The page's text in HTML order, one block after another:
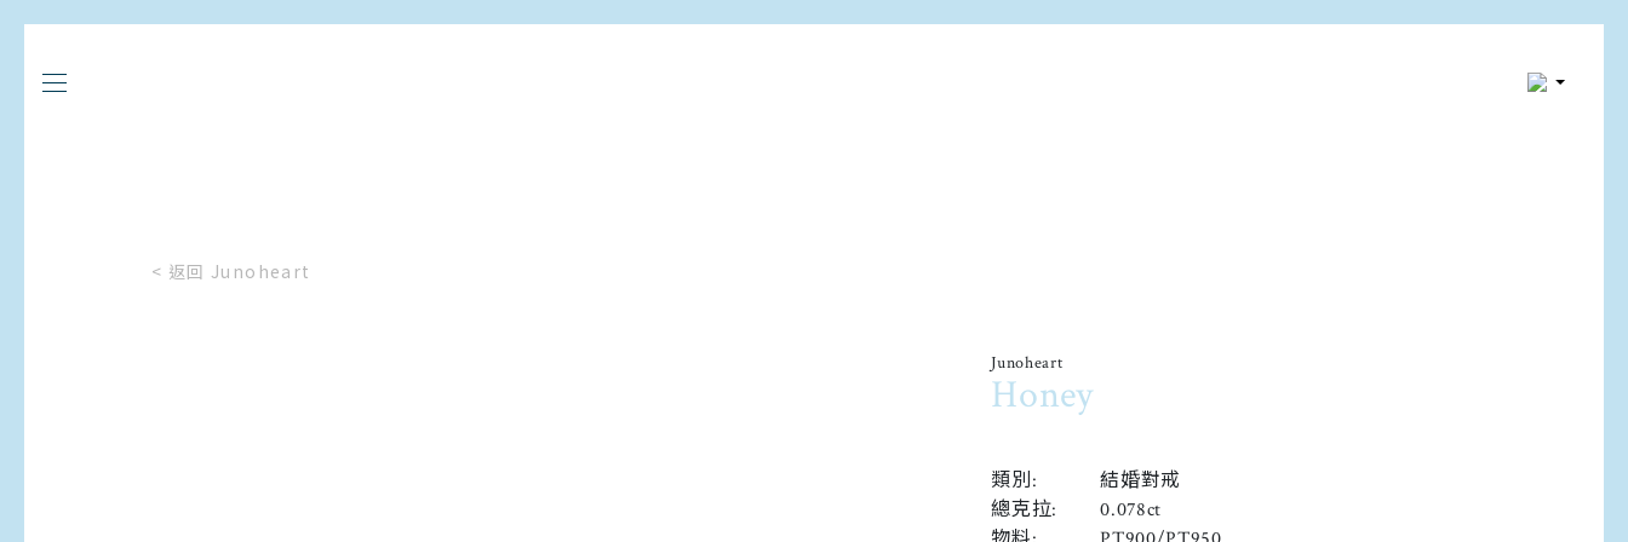
< 返回 Junoheart
Junoheart
Honey
類別:
結婚對戒
總克拉:
0.078ct